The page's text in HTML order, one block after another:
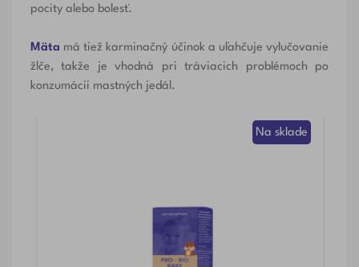
pocity alebo bolesť.
Mäta má tiež karminačný účinok a uľahčuje vylučovanie
žlče, takže je vhodná pri tráviacich problémoch po
konzumácii mastných jedál.
Na sklade